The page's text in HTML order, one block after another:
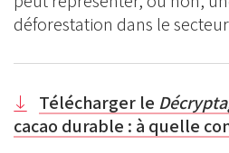
déforestation dans le
Télécharger le
cacao durable : à quelle